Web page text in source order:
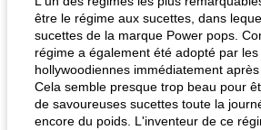
être le régime aux sucettes, dans
sucettes de la marque Power pops.
régime a également été adopté par
hollywoodiennes immédiatement
Cela semble presque trop beau pour
de savoureuses sucettes toute la
encore du poids. L'inventeur de ce